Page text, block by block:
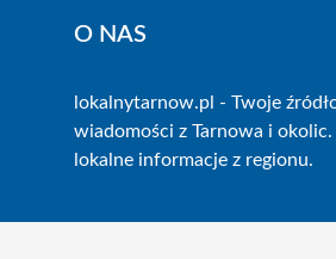
O NAS
lokalnytarnow.pl - Twoje
wiadomości z Tarnowa i okolic.
lokalne informacje z regionu.